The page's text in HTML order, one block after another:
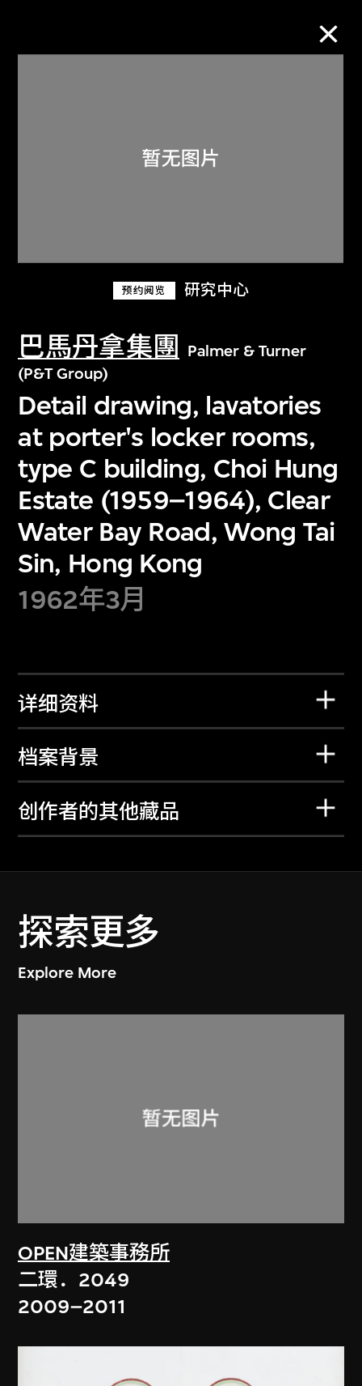
预约阅览 研究中心
巴馬丹拿集團
Palmer & Turner
(P&T Group)
Detail drawing, lavatories
at porter's locker rooms,
type C building, Choi Hung
Estate (1959–1964), Clear
Water Bay Road, Wong Tai
Sin, Hong Kong
1962年3月
详细资料
档案背景
创作者的其他藏品
探索更多
Explore More
OPEN建築事務所
二環．2049
2009–2011
关于M+藏品
探索世界顶级的二十及二十一世纪视觉
文化藏品。